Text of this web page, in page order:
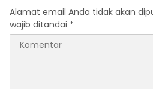
Alamat email Anda tidak akan
wajib ditandai *